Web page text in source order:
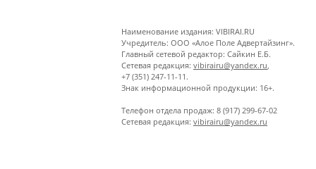
Наименование издания: VIBIRAI.RU
Учредитель: ООО «Алое Поле Адвертайзинг».
Главный сетевой редактор: Сайкин Е.Б.
Сетевая редакция: vibirairu@yandex.ru
+7 (351) 247-11-11.
Знак информационной продукции: 16+.
Телефон отдела продаж: 8 (917) 299-67-02
Сетевая редакция: vibirairu@yandex.ru